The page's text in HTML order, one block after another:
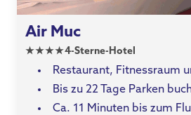
Air Muc
★★★★4-Sterne-Hotel
Restaurant, Fitnessraum
Bis zu 22 Tage Parken
Ca. 11 Minuten bis zum